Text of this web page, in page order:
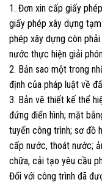
1. Đơn xin cấp giấy
giấy phép xây dựng
phép xây dựng còn
nước thực hiện giải
2. Bản sao một trong
định của pháp luật về
3. Bản vẽ thiết kế thể
đứng điển hình; mặt
tuyến công trình; sơ đồ
cấp nước, thoát nước;
chữa, cải tạo yêu cầu
Đối với công trình đã